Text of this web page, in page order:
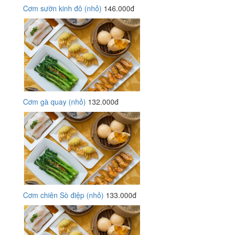
Cơm sườn kinh đô (nhỏ) 146.000đ
Cơm gà quay (nhỏ) 132.000đ
Cơm chiên Sò điệp (nhỏ) 133.000đ